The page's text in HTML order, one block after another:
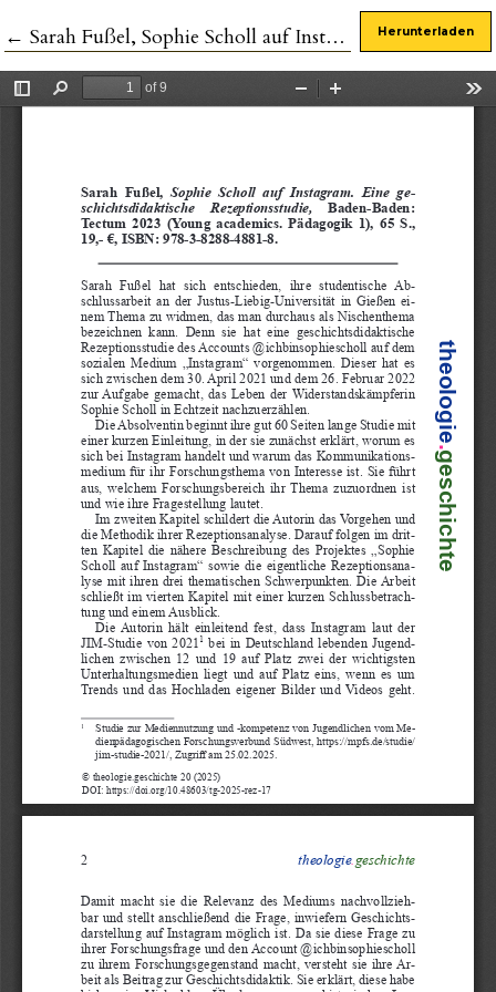
← Zu Artikeldetails zurückkehren
Sarah Fußel, Sophie Scholl auf Instagram. Eine geschichtsdidaktische Rezeptionsstudie Herunterladen